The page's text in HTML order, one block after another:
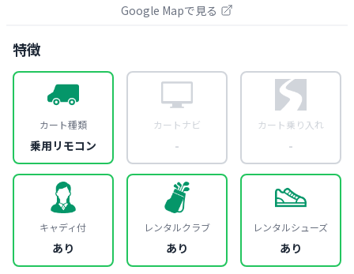
Google Mapで見る
特徴
カート種類
乗用リモコン
カートナビ
-
カート乗り入れ
-
キャディ付
あり
レンタルクラブ
あり
レンタルシューズ
あり